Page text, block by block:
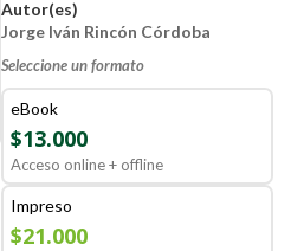
Autor(es)
Jorge Iván Rincón Córdoba
Seleccione un formato
eBook
$13.000
Acceso online + offline
Impreso
$21.000